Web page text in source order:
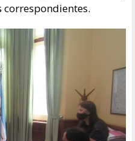
correspondientes.